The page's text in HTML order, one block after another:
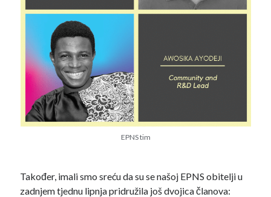
EPNS tim
Također, imali smo sreću da su se našoj EPNS obitelji u
zadnjem tjednu lipnja pridružila još dvojica članova: